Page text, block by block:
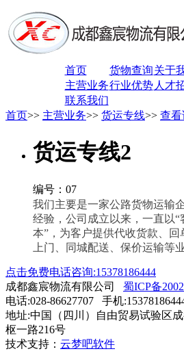
首页 货物查询关于
主营业务行业优势 人才
联系我们
首页>> 主营业务>> 货运专线>> 查
货运专线2
编号：07
我们主要是一家公路货物运输
经验，公司成立以来，一直以
本”，为客户提供代收货款、
上门、同城配送、保价运输等业
点击免费电话咨询:15378186444
成都鑫宸物流有限公司 蜀ICP备
电话:028-86627707 手机
地址:中国（四川）自由贸易试验区
枢一路216号
技术支持： 云梦吧软件